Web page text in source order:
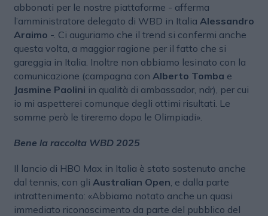
abbonati per le nostre piattaforme - afferma
l’amministratore delegato di WBD in Italia Alessandro
Araimo -. Ci auguriamo che il trend si confermi anche
questa volta, a maggior ragione per il fatto che si
gareggia in Italia. Inoltre non abbiamo lesinato con la
comunicazione (campagna con Alberto Tomba e
Jasmine Paolini in qualità di ambassador, ndr), per cui
io mi aspetterei comunque degli ottimi risultati. Le
somme però le tireremo dopo le Olimpiadi».
Bene la raccolta WBD 2025
Il lancio di HBO Max in Italia è stato sostenuto anche
dal tennis, con gli Australian Open , e dalla parte
intrattenimento: «Abbiamo notato anche un quasi
immediato riconoscimento da parte del pubblico del